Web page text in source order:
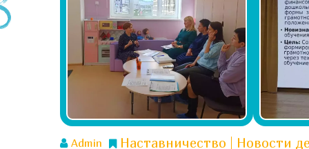
Admin Наставничество Новости